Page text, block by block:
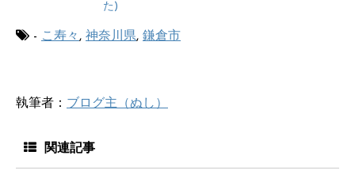
た)
- こ寿々 , 神奈川県, 鎌倉市
執筆者： ブログ主（ぬし）
関連記事